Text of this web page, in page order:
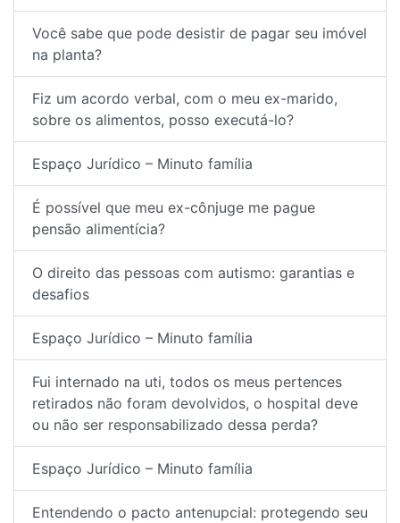
Você sabe que pode desistir de pagar seu imóvel
na planta?
Fiz um acordo verbal, com o meu ex-marido,
sobre os alimentos, posso executá-lo?
Espaço Jurídico – Minuto família
É possível que meu ex-cônjuge me pague
pensão alimentícia?
O direito das pessoas com autismo: garantias e
desafios
Espaço Jurídico – Minuto família
Fui internado na uti, todos os meus pertences
retirados não foram devolvidos, o hospital deve
ou não ser responsabilizado dessa perda?
Espaço Jurídico – Minuto família
Entendendo o pacto antenupcial: protegendo seu